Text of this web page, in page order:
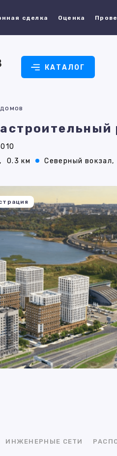
сделка Оценка
КАТАЛОГ
0.3 км Северный вокзал,
ИНЖЕНЕРНЫЕ СЕТИ